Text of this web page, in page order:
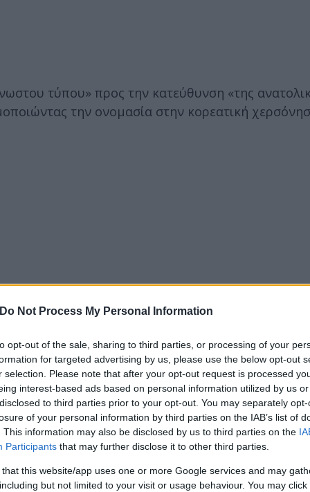
Do Not Process My Personal Information
opt-out of the sale, sharing to third parties, or processing of your
for targeted advertising by us, please use the below opt-out
selection. Please note that after your opt-out request is processed
interest-based ads based on personal information utilized by us
to third parties prior to your opt-out. You may separately
of your personal information by third parties on the IAB’s list of
This information may also be disclosed by us to third parties on the
Participants that may further disclose it to other third parties.
that this website/app uses one or more Google services and may
but not limited to your visit or usage behaviour. You may
τύπου» προς την κατεύθυνση «της
την ονομασία στην κορεατική
αυτού που εκτιμάται πως ήταν βαλλιστικός
10:00 [σ.σ. τοπική ώρα· στις 04:00 ώρα Ελλάδας]
το νοτιοκορεάτικο γενικό επιτελείο
τον υπουργό Άμυνας Γιασουκάζου Χαμάντα να